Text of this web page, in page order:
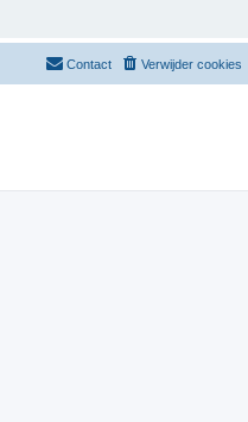
Verwijder cookies
Contact